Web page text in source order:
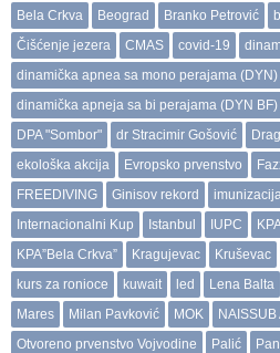
Bela Crkva
Beograd Branko Petrović
Čišćenje jezera
CMAS covid-19
dinamička apnea sa mono perajama (DYN)
dinamička apneja sa bi perajama (DYN BF)
DPA "Sombor"
dr Stracimir Gošović
ekološka akcija
Evropsko prvenstvo
FREEDIVING
Ginisov rekord
Internacionalni Kup
Istanbul IUPC
KPA”Bela Crkva”
Kragujevac Kruševac
kurs za ronioce
kuwait led Lena Balta
Mares
Milan Pavković MOK
Otvoreno prvenstvo Vojvodine
Palić